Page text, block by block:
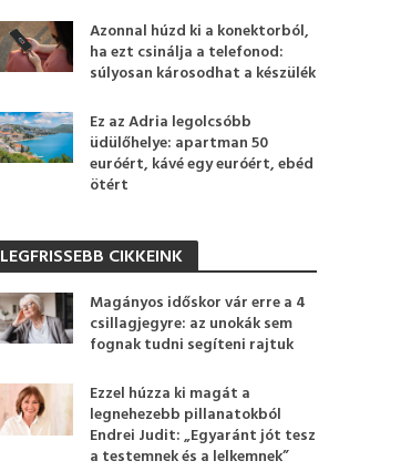
Azonnal húzd ki a konektorból,
ha ezt csinálja a telefonod:
súlyosan károsodhat a készülék
Ez az Adria legolcsóbb
üdülőhelye: apartman 50
euróért, kávé egy euróért, ebéd
ötért
LEGFRISSEBB CIKKEINK
Magányos időskor vár erre a 4
csillagjegyre: az unokák sem
fognak tudni segíteni rajtuk
Ezzel húzza ki magát a
legnehezebb pillanatokból
Endrei Judit: „Egyaránt jót tesz
a testemnek és a lelkemnek”